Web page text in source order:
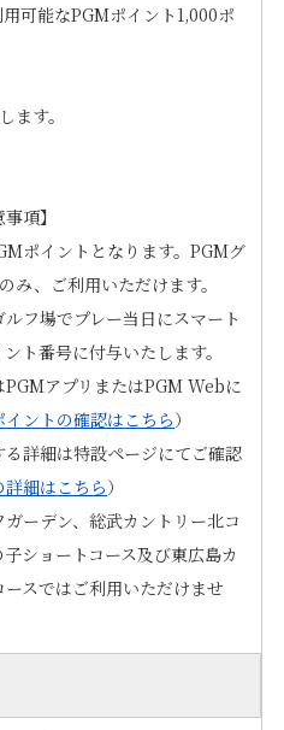
可能なPGMポイント1,000ポ
ます。
項】
ポイントとなります。PGMグ
み、ご利用いただけます。
フ場でプレー当日にスマート
ト番号に付与いたします。
アプリまたはPGM Webに
イントの確認はこちら）
詳細は特設ページにてご確認
細はこちら）
ーデン、総武カントリー北コ
ショートコース及び東広島カ
スではご利用いただけませ